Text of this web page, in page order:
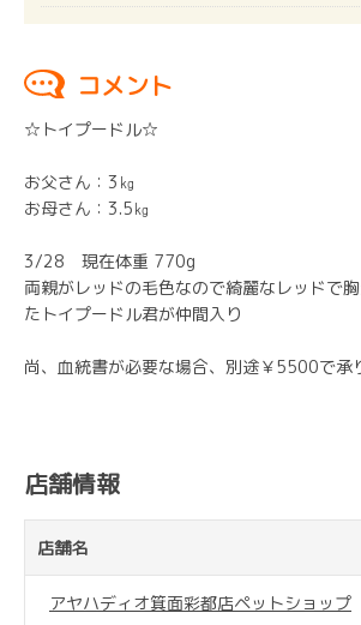
コメント
☆トイプードル☆
お父さん：3㎏
お母さん：3.5㎏
3/28 現在体重 770g
両親がレッドの毛色なので綺麗なレッドで
たトイプードル君が仲間入り
尚、血統書が必要な場合、別途￥5500で承
店舗情報
店舗名
アヤハディオ箕面彩都店ペットショップ